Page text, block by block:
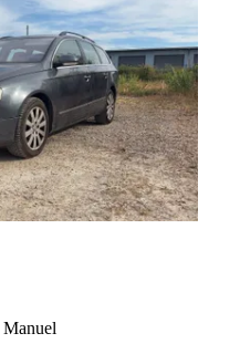
Manuel